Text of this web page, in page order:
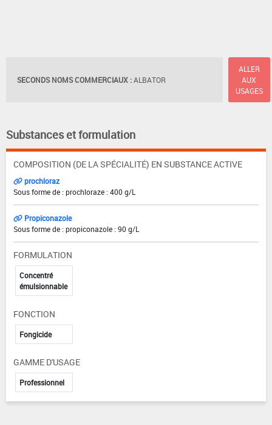
SECONDS NOMS COMMERCIAUX :ALBATOR
ALLER
AUX
USAGES
Substances et formulation
COMPOSITION (DE LA SPÉCIALITÉ) EN SUBSTANCE ACTIVE
prochloraz
Sous forme de : prochloraze : 400 g/L
Propiconazole
Sous forme de : propiconazole : 90 g/L
FORMULATION
Concentré
émulsionnable
FONCTION
Fongicide
GAMME D'USAGE
Professionnel